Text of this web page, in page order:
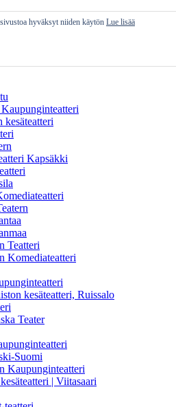
Kapsäkki
Teatteri
Komediateatteri
kesäteatteri, Ruissalo
Teater
Suomi
Kaupunginteatteri
| Viitasaari
hyväksyt niiden käytön Lue lisää